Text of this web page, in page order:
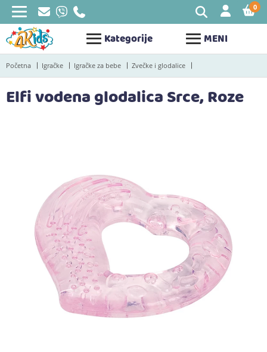
Kategorije MENI
0
Početna Igračke Igračke za bebe Zvečke i glodalice
Elfi vodena glodalica Srce, Roze